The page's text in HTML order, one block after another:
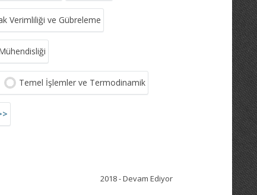
Verimliliği ve Gübreleme
Temel İşlemler ve Termodinamik
2018 - Devam Ediyor